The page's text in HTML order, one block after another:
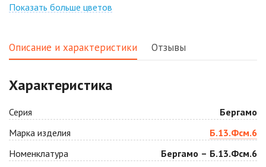
Цена по запросу
Антрацит
Цена по запросу
Арабская ночь
Цена по запросу
Показать больше цветов
Описание и характеристики Отзывы
Характеристика
Серия
Бергамо
Марка изделия
Б.13.Фсм.6
Номенклатура
Бергамо – Б.13.Фсм.6